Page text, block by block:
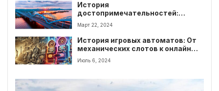
История
достопримечательностей:
рассказывает Мой Киев
Март 22, 2024
История игровых автоматов: От
механических слотов к онлайн
казино
Июль 6, 2024